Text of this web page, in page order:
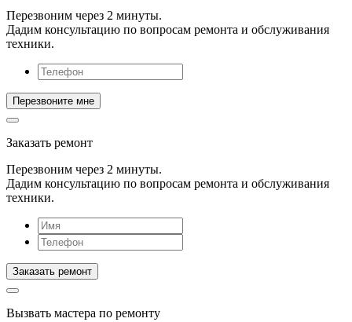
Перезвоним через 2 минуты.
Дадим консультацию по вопросам ремонта и обслуживания
техники.
Заказать ремонт
Перезвоним через 2 минуты.
Дадим консультацию по вопросам ремонта и обслуживания
техники.
Вызвать мастера по ремонту